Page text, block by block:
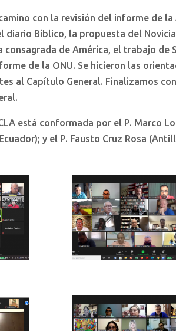
con la revisión del informe de
diario Bíblico, la propuesta del
consagrada de América, el trabajo de
de la ONU. Se hicieron las
al Capítulo General. Finalizamos
está conformada por el P. Marco
y el P. Fausto Cruz Rosa